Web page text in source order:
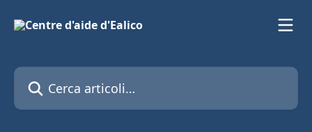
Cerca articoli…